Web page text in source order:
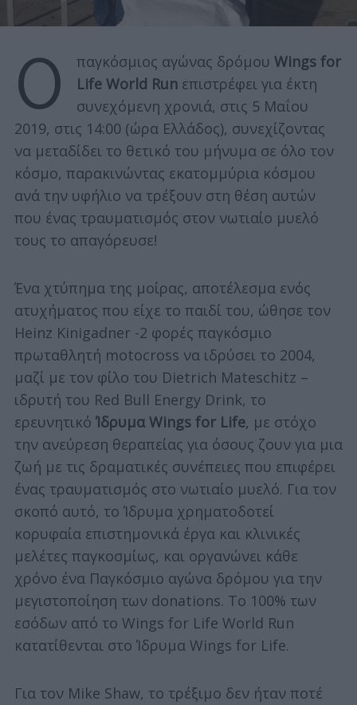
Ο παγκόσμιος αγώνας δρόμου Wings for
Life World Runεπιστρέφει για έκτη
συνεχόμενη χρονιά, στις 5 Mαΐου
2019, στις 14:00 (ώρα Ελλάδος), συνεχίζοντας
να μεταδίδει το θετικό του μήνυμα σε όλο τον
κόσμο, παρακινώντας εκατομμύρια κόσμου
ανά την υφήλιο να τρέξουν στη θέση αυτών
που ένας τραυματισμός στον νωτιαίο μυελό
τους το απαγόρευσε!
Ένα χτύπημα της μοίρας, αποτέλεσμα ενός
ατυχήματος που είχε το παιδί του, ώθησε τον
Heinz Kinigadner -2 φορές παγκόσμιο
πρωταθλητή motocross να ιδρύσει το 2004,
μαζί με τον φίλο του Dietrich Mateschitz –
ιδρυτή του Red Bull Energy Drink, το
ερευνητικό Ίδρυμα Wings for Life, με στόχο
την ανεύρεση θεραπείας για όσους ζουν για μια
ζωή με τις δραματικές συνέπειες που επιφέρει
ένας τραυματισμός στο νωτιαίο μυελό. Για τον
σκοπό αυτό, το Ίδρυμα χρηματοδοτεί
κορυφαία επιστημονικά έργα και κλινικές
μελέτες παγκοσμίως, και οργανώνει κάθε
χρόνο ένα Παγκόσμιο αγώνα δρόμου για την
μεγιστοποίηση των donations. Το 100% των
εσόδων από το Wings for Life World Run
κατατίθενται στο Ίδρυμα Wings for Life.
Για τον Mike Shaw, το τρέξιμο δεν ήταν ποτέ